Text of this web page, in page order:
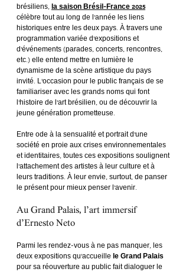
brésiliens, la saison Brésil-France 2025
célèbre tout au long de l’année les liens
historiques entre les deux pays. À travers une
programmation variée d’expositions et
d’événements (parades, concerts, rencontres,
etc.) elle entend mettre en lumière le
dynamisme de la scène artistique du pays
invité. L’occasion pour le public français de se
familiariser avec les grands noms qui font
l’histoire de l’art brésilien, ou de découvrir la
jeune génération prometteuse.
Entre ode à la sensualité et portrait d’une
société en proie aux crises environnementales
et identitaires, toutes ces expositions soulignent
l’attachement des artistes à leur culture et à
leurs traditions. À leur envie, surtout, de panser
le présent pour mieux penser l’avenir.
Au Grand Palais, l’art immersif
d’Ernesto Neto
Parmi les rendez-vous à ne pas manquer, les
deux expositions qu’accueille le Grand Palais
pour sa réouverture au public fait dialoguer le